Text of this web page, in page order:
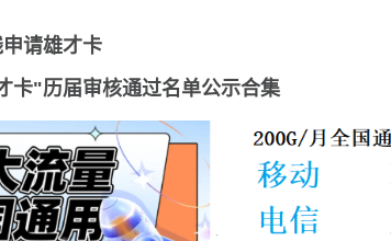
请雄才卡
卡"历届审核通过名单公示合集